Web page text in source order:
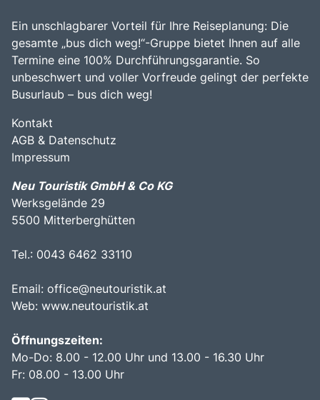
Ein unschlagbarer Vorteil für Ihre Reiseplanung: Die
gesamte „bus dich weg!“-Gruppe bietet Ihnen auf alle
Termine eine 100% Durchführungsgarantie. So
unbeschwert und voller Vorfreude gelingt der perfekte
Busurlaub – bus dich weg!
Kontakt
AGB & Datenschutz
Impressum
Neu Touristik GmbH & Co KG
Werksgelände 29
5500 Mitterberghütten
Tel.: 0043 6462 33110
Email: office@neutouristik.at
Web: www.neutouristik.at
Öffnungszeiten:
Mo-Do: 8.00 - 12.00 Uhr und 13.00 - 16.30 Uhr
Fr: 08.00 - 13.00 Uhr